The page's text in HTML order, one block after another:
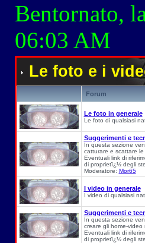
Bentornato,
06:03 AM
Le foto e i
Forum
Le foto in generale
Le foto di qualsiasi
Suggerimenti e
In questa sezione
catturare e scattare le
Eventuali link di
di proprietï¿½ degli
Moderatore: Mor65
I video in generale
I video di qualsiasi
Suggerimenti e
In questa sezione
creare gli home-video
Eventuali link di
di proprietï¿½ degli